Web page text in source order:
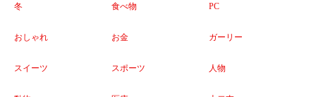
冬 食べ物 PC
おしゃれ お金 ガーリー
スイーツ スポーツ 人物